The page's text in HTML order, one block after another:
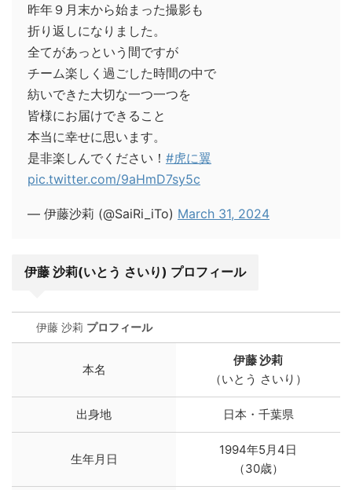
昨年９月末から始まった撮影も
折り返しになりました。
全てがあっという間ですが
チーム楽しく過ごした時間の中で
紡いできた大切な一つ一つを
皆様にお届けできること
本当に幸せに思います。
是非楽しんでください！ #虎に翼
pic.twitter.com/9aHmD7sy5c
— 伊藤沙莉 (@SaiRi_iTo) March 31, 2024
伊藤 沙莉(いとう さいり) プロフィール
伊藤 沙莉 プロフィール
本名
伊藤 沙莉
（いとう さいり）
出身地 日本・千葉県
生年月日
1994年5月4日
（30歳）